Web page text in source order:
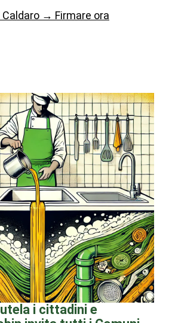
→ Firmare ora
i cittadini e